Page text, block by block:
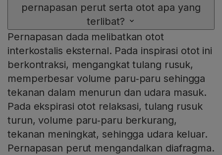
pernapasan perut serta otot apa yang
terlibat?
Pernapasan dada melibatkan otot
interkostalis eksternal. Pada inspirasi otot ini
berkontraksi, mengangkat tulang rusuk,
memperbesar volume paru‑paru sehingga
tekanan dalam menurun dan udara masuk.
Pada ekspirasi otot relaksasi, tulang rusuk
turun, volume paru‑paru berkurang,
tekanan meningkat, sehingga udara keluar.
Pernapasan perut mengandalkan diafragma.